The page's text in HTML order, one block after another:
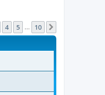
4 5 10